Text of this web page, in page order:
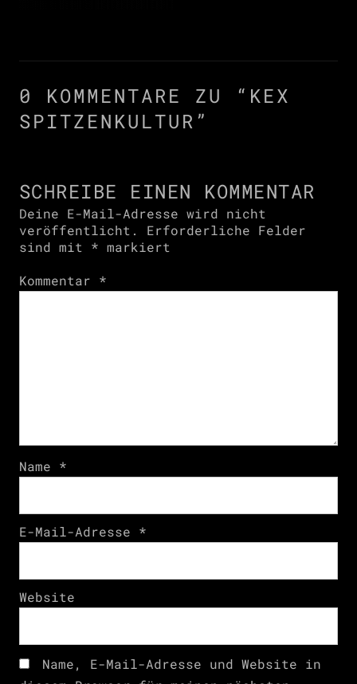
0 KOMMENTARE ZU “ KEX
SPITZENKULTUR”
SCHREIBE EINEN KOMMENTAR
Deine E-Mail-Adresse wird nicht
veröffentlicht.
Erforderliche Felder
sind mit * markiert
Kommentar *
Name *
E-Mail-Adresse *
Website
Name, E-Mail-Adresse und Website in